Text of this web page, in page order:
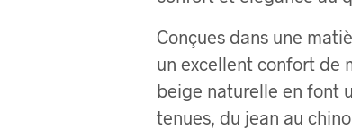
Conçues dans une
un excellent confort de
beige naturelle en font
tenues, du jean au